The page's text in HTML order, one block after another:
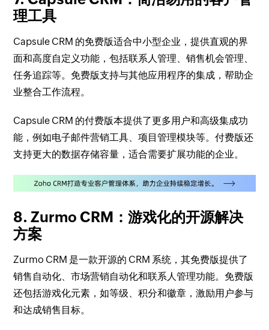
理工具
Capsule CRM 的免费版适合中小型企业，提供直观的界
面和高度自定义功能，包括联系人管理、销售机会管理、
任务追踪等。免费版支持与其他应用程序的集成，帮助企
业整合工作流程。
Capsule CRM 的付费版本提供了更多用户和高级集成功
能，例如电子邮件营销工具、项目管理模块等。付费版还
支持更大的数据存储容量，适合需要扩展功能的企业。
8. Zurmo CRM：游戏化的开源解决
方案
Zurmo CRM 是一款开源的 CRM 系统，其免费版提供了
销售自动化、市场营销自动化和联系人管理功能。免费版
还包括游戏化元素，如等级、积分和徽章，激励用户参与
和达成销售目标。